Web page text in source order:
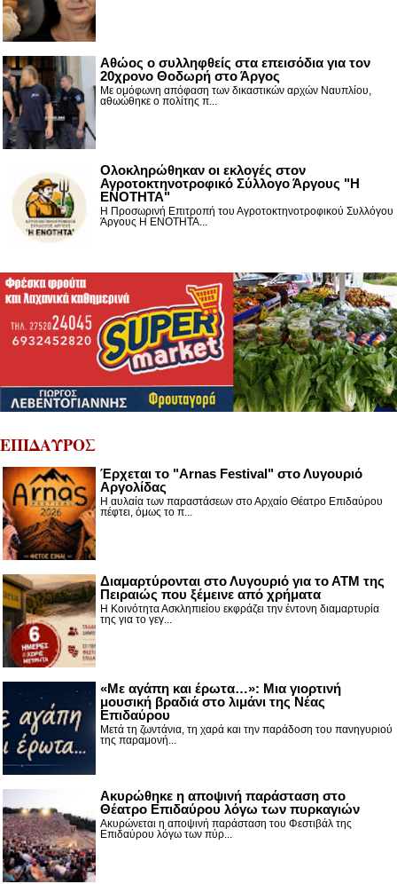
Αθώος ο συλληφθείς στα επεισόδια για τον
20χρονο Θοδωρή στο Άργος
Με ομόφωνη απόφαση των δικαστικών αρχών Ναυπλίου,
αθωώθηκε ο πολίτης π...
Ολοκληρώθηκαν οι εκλογές στον
Αγροτοκτηνοτροφικό Σύλλογο Άργους "Η
ΕΝΟΤΗΤΑ"
Η Προσωρινή Επιτροπή του Αγροτοκτηνοτροφικού Συλλόγου
Άργους Η ΕΝΟΤΗΤΑ...
ΕΠΙΔΑΥΡΟΣ
Έρχεται το "Arnas Festival" στο Λυγουριό
Αργολίδας
Η αυλαία των παραστάσεων στο Αρχαίο Θέατρο Επιδαύρου
πέφτει, όμως το π...
Διαμαρτύρονται στο Λυγουριό για το ΑΤΜ της
Πειραιώς που ξέμεινε από χρήματα
Η Κοινότητα Ασκληπιείου εκφράζει την έντονη διαμαρτυρία
της για το γεγ...
«Με αγάπη και έρωτα…»: Μια γιορτινή
μουσική βραδιά στο λιμάνι της Νέας
Επιδαύρου
Μετά τη ζωντάνια, τη χαρά και την παράδοση του πανηγυριού
της παραμονή...
Ακυρώθηκε η αποψινή παράσταση στο
Θέατρο Επιδαύρου λόγω των πυρκαγιών
Ακυρώνεται η αποψινή παράσταση του Φεστιβάλ της
Επιδαύρου λόγω των πύρ...